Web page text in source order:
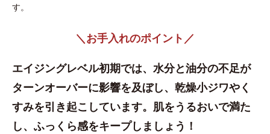
す。
＼お手入れのポイント／
エイジングレベル初期では、水分と油分の不足が
ターンオーバーに影響を及ぼし、乾燥小ジワやく
すみを引き起こしています。肌をうるおいで満た
し、ふっくら感をキープしましょう！